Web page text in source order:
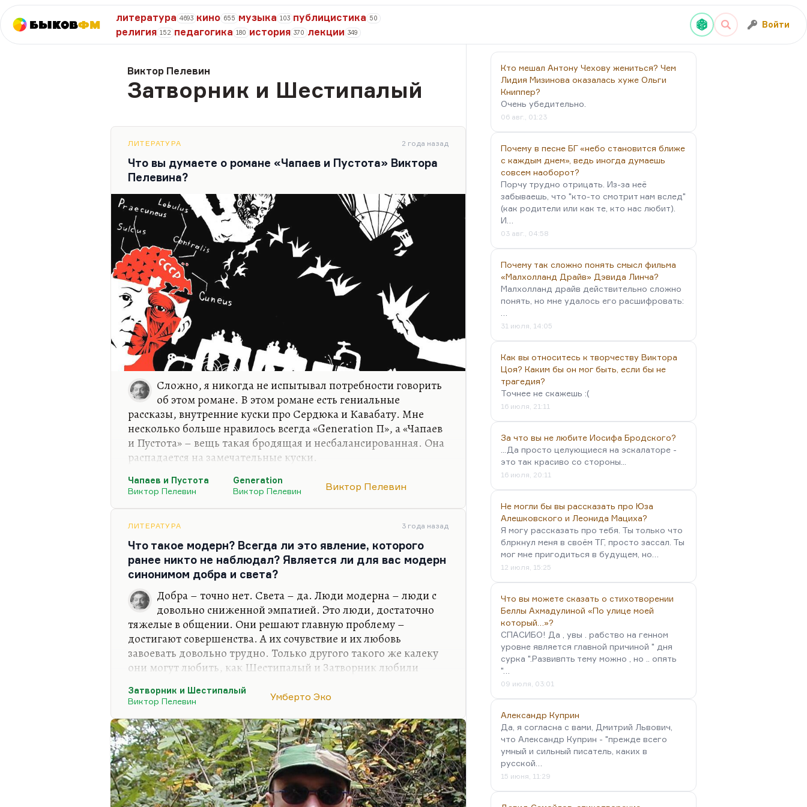
БыковФМ
литература 4693 кино 655 музыка 103 публицистика 50
религия 152 педагогика 180 история 370 лекции 349
Войти
Виктор Пелевин
Затворник и Шестипалый
ЛИТЕРАТУРА 2 года назад
Что вы думаете о романе «Чапаев и Пустота» Виктора
Пелевина?
Сложно, я никогда не испытывал потребности говорить
об этом романе. В этом романе есть гениальные
рассказы, внутренние куски про Сердюка и Кавабату. Мне
несколько больше нравилось всегда «Generation П», а «Чапаев
и Пустота» – вещь такая бродящая и несбалансированная. Она
распадается на замечательные куски.
Потом, видите, какая вещь? Это трудно сформулировать. Мне
кажется, что почти вся литература второй половины 90-х годов
путинскому режиму. Мы узнали о себе слишком много
ужасного. Мы обнулились так же, как обнулилась литература
Серебряного века в 1917 году. А что там от нее осталось?
Остались от нее «Человек из ресторана»…
Чапаев и Пустота
Виктор Пелевин
Generation
Виктор Пелевин
Виктор Пелевин
ЛИТЕРАТУРА 3 года назад
Что такое модерн? Всегда ли это явление, которого
ранее никто не наблюдал? Является ли для вас модерн
синонимом добра и света?
Добра – точно нет. Света – да. Люди модерна – люди с
довольно сниженной эмпатией. Это люди, достаточно
тяжелые в общении. Они решают главную проблему –
достигают совершенства. А их сочувствие и их любовь
завоевать довольно трудно. Только другого такого же калеку
они могут любить, как Шестипалый и Затворник любили
Значит, видите, какая штука? Что я называю модерном? Это
далеко не всегда все новое. Новое не всегда бывает новым.
Часто это хорошо забытое старое. Я бы сказал, что модерн во
всем – в культуре, в метафизике, в понимании мира, в
философии – это поиски максимальной эмансипации,
максимального освобождения от данностей. Модерном…
Затворник и Шестипалый
Виктор Пелевин
Умберто Эко
Кто мешал Антону Чехову жениться? Чем
Лидия Мизинова оказалась хуже Ольги
Книппер?
Очень убедительно.
06 авг., 01:23
Почему в песне БГ «небо становится ближе
с каждым днем», ведь иногда думаешь
совсем наоборот?
Порчу трудно отрицать. Из-за неё
забываешь, что "кто-то смотрит нам вслед"
(как родители или как те, кто нас любит).
И…
03 авг., 04:58
Почему так сложно понять смысл фильма
«Малхолланд Драйв» Дэвида Линча?
Малхолланд драйв действительно сложно
понять, но мне удалось его расшифровать:
31 июля, 14:05
Как вы относитесь к творчеству Виктора
Цоя? Каким бы он мог быть, если бы не
трагедия?
Точнее не скажешь :(
16 июля, 21:11
За что вы не любите Иосифа Бродского?
...Да просто целующиеся на эскалаторе -
это так красиво со стороны...
16 июля, 20:11
Не могли бы вы рассказать про Юза
Алешковского и Леонида Мациха?
Я могу рассказать про тебя. Ты только что
блркнул меня в своём ТГ, просто зассал. Ты
мог мне пригодиться в будущем, но…
12 июля, 15:25
Что вы можете сказать о стихотворении
Беллы Ахмадулиной «По улице моей
который…»?
СПАСИБО! Да , увы . рабство на генном
уровне является главной причиной " дня
сурка ".Развивпть тему можно , но .. опять
"…
09 июля, 03:01
Александр Куприн
Да, я согласна с вами, Дмитрий Львович,
что Александр Куприн - "прежде всего
умный и сильный писатель, каких в
русской…
15 июня, 11:29